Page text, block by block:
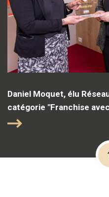
Daniel Moquet, élu
catégorie "Franchise